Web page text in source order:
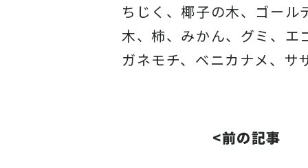
ちじく、椰子の木、ゴー
木、柿、みかん、グミ、エ
ガネモチ、ベニカナメ、
<前の記事